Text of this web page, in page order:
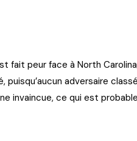
fait peur face à North
puisqu’aucun adversaire
invaincue, ce qui est